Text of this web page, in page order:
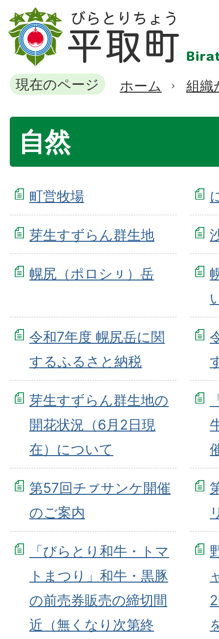
現在のページ ホーム 組織
自然
町営牧場
芽生すずらん群生地
幌尻（ポロシㇼ）岳
令和7年度 幌尻岳に関
するふるさと納税
芽生すずらん群生地の
開花状況（6月2日現
在）について
第57回チㇷ゚サンケ開催
のご案内
「びらとり和牛・トマ
トまつり」和牛・黒豚
の前売券販売の締切間
近（無くなり次第終